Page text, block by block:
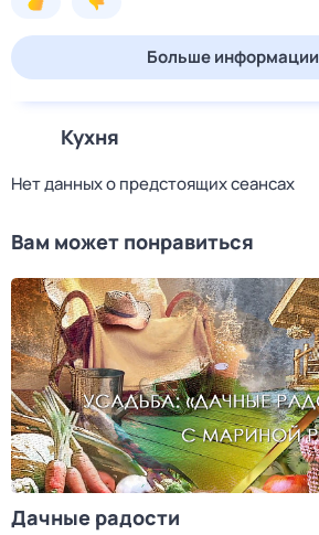
Больше информации
Кухня
Нет данных о предстоящих сеансах
Вам может понравиться
Дачные радости